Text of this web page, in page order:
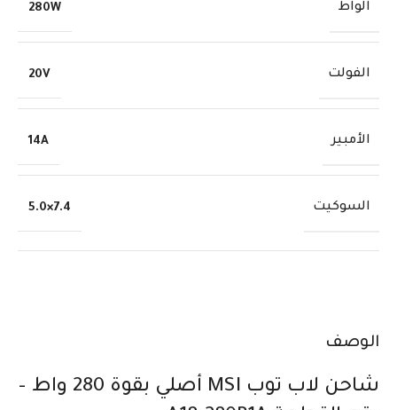
الوصف
شاحن لاب توب MSI أصلي بقوة 280 واط –
الواط 280W
الفولت 20V
الأمبير 14A
السوكيت 7.4×5.0